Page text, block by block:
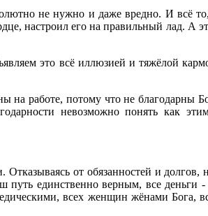
не нужно и даже вредно. И всё
настроил его на правильный лад. А
это всё иллюзией и тяжёлой
на работе, потому что не благодарны
невозможно понять как
от обязанностей и долгов,
единственно верным, все деньги
всех женщин жёнами Бога,